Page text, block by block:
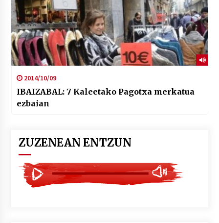
2014/10/09
IBAIZABAL: 7 Kaleetako Pagotxa merkatua
ezbaian
ZUZENEAN ENTZUN